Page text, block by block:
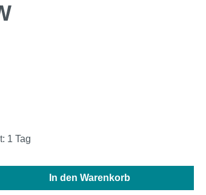
1 Tag
den gewünschten Wert ein
In den Warenkorb